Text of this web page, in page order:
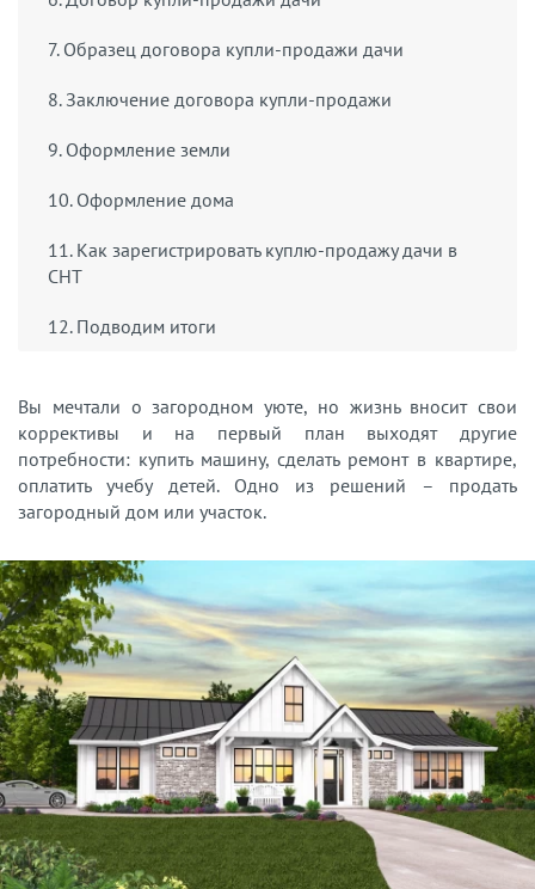
7. Образец договора купли-продажи дачи
8. Заключение договора купли-продажи
9. Оформление земли
10. Оформление дома
11. Как зарегистрировать куплю-продажу дачи в
СНТ
12. Подводим итоги
Вы мечтали о загородном уюте, но жизнь вносит свои
коррективы и на первый план выходят другие
потребности: купить машину, сделать ремонт в квартире,
оплатить учебу детей. Одно из решений – продать
загородный дом или участок.